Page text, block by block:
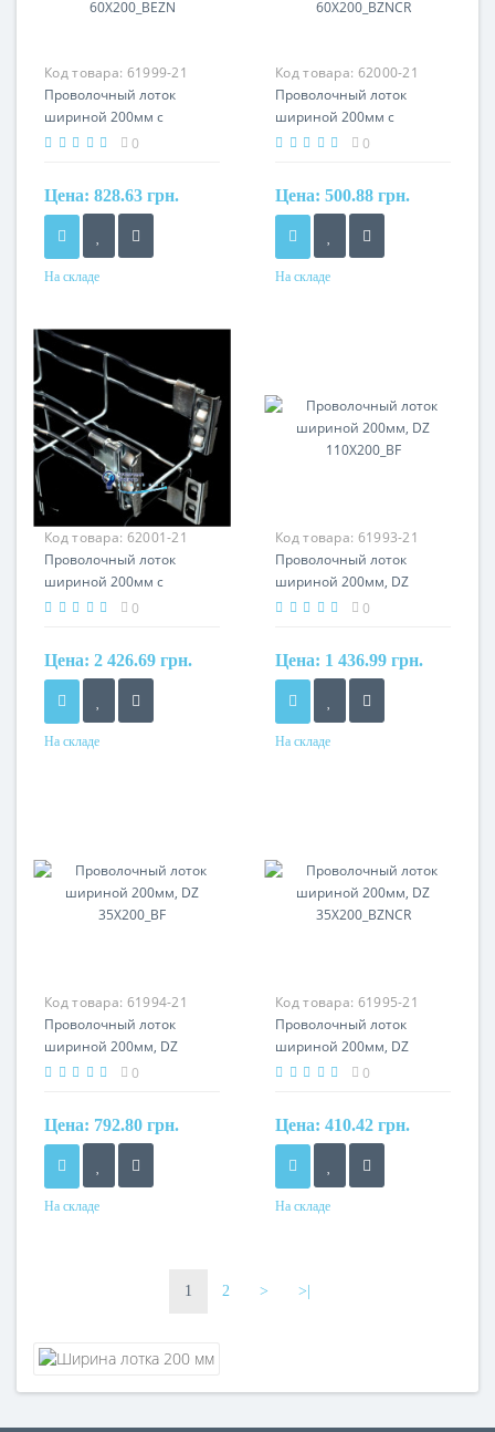
Код товара: 61999-21
Проволочный лоток
шириной 200мм с
интегрированным
0
Цена: 828.63 грн.
На складе
гальваническим методом
Код товара: 62000-21
Проволочный лоток
шириной 200мм с
интегрированным
0
Цена: 500.88 грн.
На складе
Код товара: 62001-21
Проволочный лоток
шириной 200мм с
интегрированным
0
Цена: 2 426.69 грн.
На складе
Код товара: 61993-21
Проволочный лоток
шириной 200мм, DZ
110X200_BF
0
Цена: 1 436.99 грн.
На складе
Код товара: 61994-21
Проволочный лоток
шириной 200мм, DZ
35X200_BF
0
Цена: 792.80 грн.
На складе
Код товара: 61995-21
Проволочный лоток
шириной 200мм, DZ
35X200_BZNCR
0
Цена: 410.42 грн.
На складе
1 2 > >|